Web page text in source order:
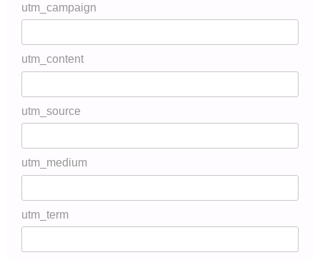
utm_campaign
utm_content
utm_source
utm_medium
utm_term